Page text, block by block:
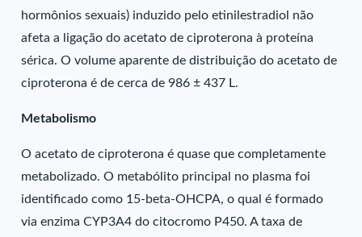
hormônios sexuais) induzido pelo etinilestradiol não
afeta a ligação do acetato de ciproterona à proteína
sérica. O volume aparente de distribuição do acetato de
ciproterona é de cerca de 986 ± 437 L.
Metabolismo
O acetato de ciproterona é quase que completamente
metabolizado. O metabólito principal no plasma foi
identificado como 15-beta-OHCPA, o qual é formado
via enzima CYP3A4 do citocromo P450. A taxa de